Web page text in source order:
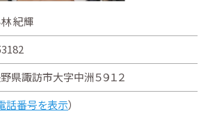
紀輝
県諏訪市大字中洲５９１２
話番号を表示）